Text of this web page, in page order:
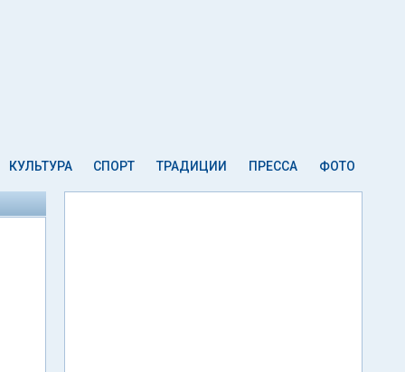
КУЛЬТУРА СПОРТ ТРАДИЦИИ ПРЕССА ФОТО